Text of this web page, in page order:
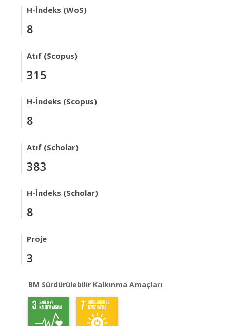
H-İndeks (WoS)
8
Atıf (Scopus)
315
H-İndeks (Scopus)
8
Atıf (Scholar)
383
H-İndeks (Scholar)
8
Proje
3
BM Sürdürülebilir Kalkınma Amaçları